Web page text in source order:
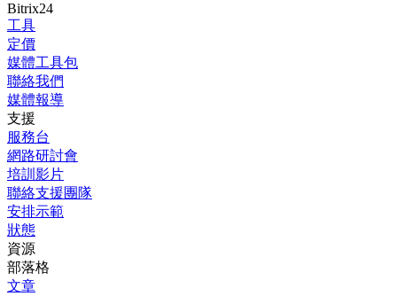
Bitrix24
工具
定價
媒體工具包
聯絡我們
媒體報導
支援
服務台
網路研討會
培訓影片
聯絡支援團隊
安排示範
狀態
資源
部落格
文章